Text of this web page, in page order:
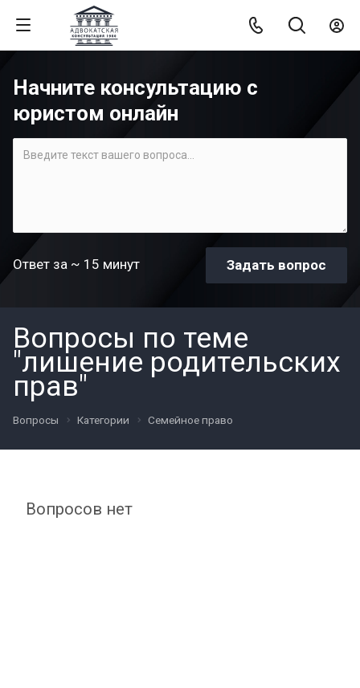
Начните консультацию с
юристом онлайн
Ответ за ~ 15 минут
Вопросы по теме
"лишение родительских
прав"
Вопросы Категории Семейное право
Вопросов нет